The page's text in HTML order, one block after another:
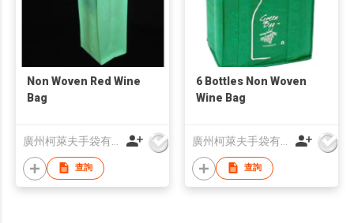
Non Woven Red Wine
Bag
查詢
6 Bottles Non Woven
Wine Bag
查詢